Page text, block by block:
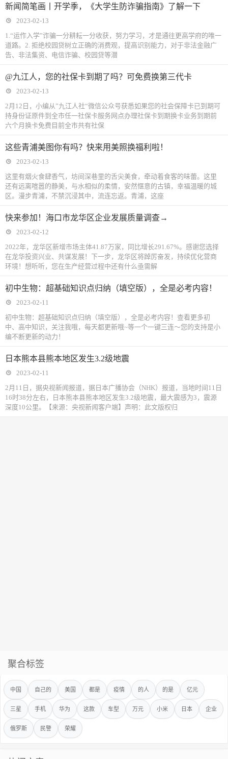
新闻简笔画丨开学季，《大学生防诈骗指南》了解一下
2023-02-13
1.“运作入学”诈骗一分耕耘一分收获，努力学习，才是通往更高学府的唯一
道路。2. 拒绝校园贷树立正确的消费观，提高识别能力，对于非法金融广
告、非法集资、电信诈骗、校园贷等潜
@九江人，您的社保卡到期了吗？可免费换第三代卡
2023-02-13
2月12日，小编从”九江人社“微信公众号获悉如果您的社会保障卡已到期可
持身份证原件到全市任一社保卡服务网点办理社保卡到期换卡业务到期前
六个月换卡免费目前全市共有社保
这些青浦美图你有吗？快来用美照换福利啦！
2023-02-13
这里有烟火食肆香气，坊间深巷里的舌尖美食，牵动着食客的味蕾。这里
还有远离喧嚣的静美，与水相似的柔情，安然惬意的古镇，幸福温暖的城
区。漫步青浦，不禁沉浸其中，流连忘返。青浦，这座
快来参加！海口市龙华区企业发展质量调查→
2023-02-12
2022年，龙华区新增市场主体41.87万家，同比增长291.67%。感谢您选择
在龙华投资兴业、共谋发展！下一步，龙华区将踔厉奋发，持续优化营商
环境！想听听，您在生产经营过程中还有什么亟需解
初中生物：超基础知识点归纳（填空版），全是必考内容！
2023-02-11
初中生物：超基础知识点归纳（填空版），全是必考内容！查看更多初
中、高中知识，关注我哦，每天都更新哦~等一个一键三连～您的支持是小
编不断更新的动力！
日本熊本县熊本地区发生3.2级地震
2023-02-11
2月11日，据央视新闻报道，据日本广播协会（NHK）报道，当地时间11日
16时38分左右，日本熊本县熊本地区发生3.2级地震，最大震感为3，震源
深度10公里。【来源：央视新闻客户端】声明：此文版权归
聚合标签
中国 自己的 美国 都是 疫情 的人 的是 亿元
三星 手机 华为 这款 车型 万元 小米 日本 企业
俄罗斯 民警 荣耀